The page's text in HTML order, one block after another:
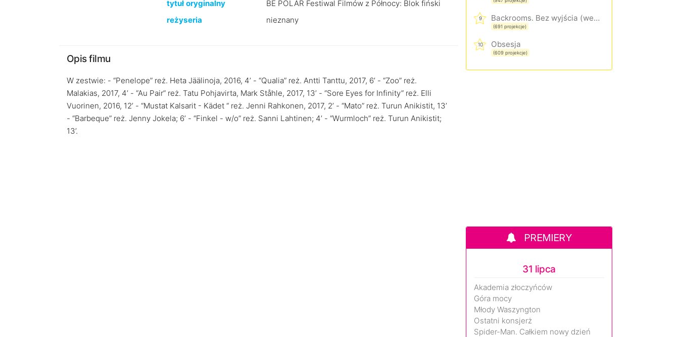
tytuł oryginalny
BE POLAR Festiwal Filmów z Północy: Blok fiński
reżyseria
nieznany
Opis filmu
W zestwie: - “Penelope” reż. Heta Jäälinoja, 2016, 4’ - “Qualia” reż. Antti Tanttu, 2017, 6’ - “Zoo” reż.
Malakias, 2017, 4’ - “Au Pair” reż. Tatu Pohjavirta, Mark Ståhle, 2017, 13’ - “Sore Eyes for Infinity” reż. Elli
Vuorinen, 2016, 12’ - “Mustat Kalsarit - Kädet “ reż. Jenni Rahkonen, 2017, 2’ - “Mato” reż. Turun Anikistit, 13’
- “Barbeque” reż. Jenny Jokela; 6’ - “Finkel - w/o” reż. Sanni Lahtinen; 4’ - “Wurmloch” reż. Turun Anikistit;
13’.
9 Backrooms. Bez wyjścia (wersja rozszerzona)
(691 projekcje)
10 Obsesja
(609 projekcje)
PREMIERY
31 lipca
Akademia złoczyńców
Góra mocy
Młody Waszyngton
Ostatni konsjerż
Spider-Man. Całkiem nowy dzień